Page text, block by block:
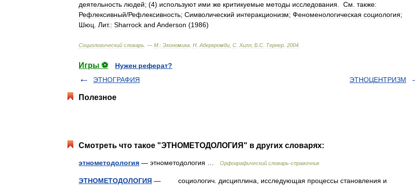
деятельность людей; (4) используют ими же критикуемые методы исследования См также:
Рефлексивный/Рефлексивность; Символический интеракционизм; Феноменологическая социология;
Шюц Лит.: Sharrock and Anderson (1986)
Социологический словарь . — М : Экономика Н Аберкромби С Хилл Б С Тернер 2004
Игры ⚽
Нужен реферат?
ЭТНОГРАФИЯ
ЭТНОЦЕНТРИЗМ
Полезное
Смотреть что такое "ЭТНОМЕТОДОЛОГИЯ" в других словарях:
этнометодология — этнометодология … Орфографический словарь-справочник
ЭТНОМЕТОДОЛОГИЯ — социологич. дисциплина, исследующая процессы становления и